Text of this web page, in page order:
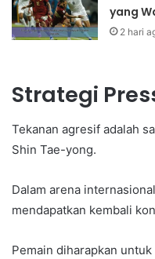
yang
2 hari
Strategi
Tekanan agresif adalah
Shin Tae-yong.
Dalam arena
mendapatkan kembali
Pemain diharapkan